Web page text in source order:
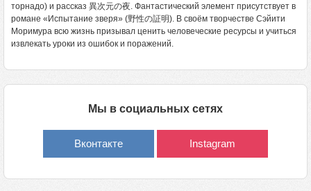
торнадо) и рассказ 異次元の夜. Фантастический элемент присутствует в
романе «Испытание зверя» (野性の証明). В своём творчестве Сэйити
Моримура всю жизнь призывал ценить человеческие ресурсы и учиться
извлекать уроки из ошибок и поражений.
Мы в социальных сетях
Вконтакте Instagram